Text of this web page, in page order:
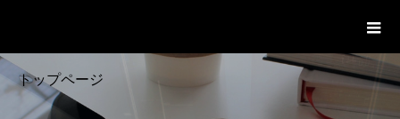
トップページ